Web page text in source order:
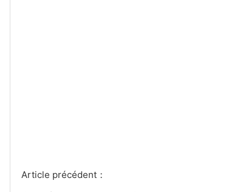
Article précédent：